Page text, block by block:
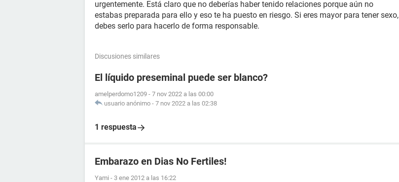
urgentemente. Está claro que no deberías haber tenido relaciones porque aún no
estabas preparada para ello y eso te ha puesto en riesgo. Si eres mayor para tener sexo,
debes serlo para hacerlo de forma responsable.
Discusiones similares
El líquido preseminal puede ser blanco?
amelperdomo1209 - 7 nov 2022 a las 00:00
usuario anónimo - 7 nov 2022 a las 02:38
1 respuesta
Embarazo en Dias No Fertiles!
Yami - 3 ene 2012 a las 16:22